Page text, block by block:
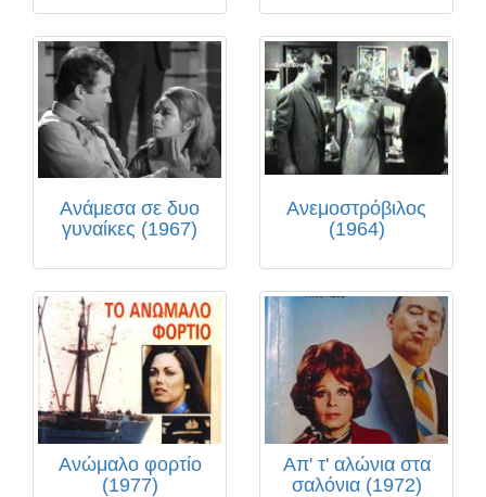
Ανάμεσα σε δυο
γυναίκες (1967)
Ανεμοστρόβιλος
(1964)
Ανώμαλο φορτίο
(1977)
Απ' τ' αλώνια στα
σαλόνια (1972)